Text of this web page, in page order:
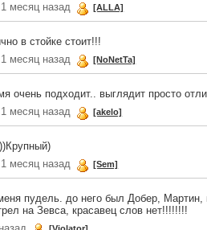
месяц назад
[ALLA]
в стойке стоит!!!
месяц назад
[NoNetTa]
очень подходит.. выглядит просто
месяц назад
[akelo]
месяц назад
[Sem]
пудель. до него был Добер,
на Зевса, красавец слов нет!!!!!!!!